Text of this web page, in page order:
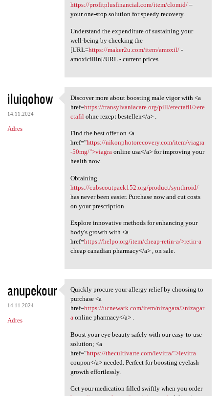
https://profitplusfinancial.com/item/clomid/–
your one-stop solution for speedy recovery.
Understand the expenditure of sustaining your
well-being by checking the
[URL=https://maker2u.com/item/amoxil/-
amoxicillin[/URL - current prices.
iluiqohow
14.11.2024
Adres
Discover more about boosting
Discover more about boosting male vigor with <a
href=https://transylvaniacare.org/pill/erectafil/>ere
ctafil ohne rezept bestellen</a> .
Find the best offer on <a
href="https://nikonphotorecovery.com/item/viagra
-50mg/">viagraonline usa</a> for improving your
health now.
Obtaining
https://cubscoutpack152.org/product/synthroid/
has never been easier. Purchase now and cut costs
on your prescription.
Explore innovative methods for enhancing your
body's growth with <a
href=https://helpo.org/item/cheap-retin-a/>retin-a
cheap canadian pharmacy</a> , on sale.
anupekour
14.11.2024
Adres
Quickly procure your allergy
Quickly procure your allergy relief by choosing to
purchase <a
href=https://ucnewark.com/item/nizagara/>nizagar
aonline pharmacy</a> .
Boost your eye beauty safely with our easy-to-use
solution; <a
href="https://thecultivarte.com/levitra/">levitra
coupon</a> needed. Perfect for boosting eyelash
growth effortlessly.
Get your medication filled swiftly when you order